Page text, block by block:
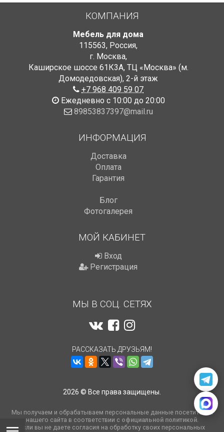
КОМПАНИЯ
Мебель для дома
115563, Россия,
г. Москва,
Каширское шоссе 61К3А, ТЦ «Москва» (м.
Домодедовская), 2-й этаж
+7 968 409 59 07
Ежедневно с 10:00 до 20:00
89853837397@mail.ru
ИНФОРМАЦИЯ
Доставка
Оплата
Гарантия
Блог
Фотогалерея
МОЙ КАБИНЕТ
Вход
Регистрация
МЫ В СОЦ. СЕТЯХ
РАССКАЗАТЬ ДРУЗЬЯМ!
2026 © Все права защищены.
Мы получаем и обрабатываем персональные данные посетителей
нашего сайта в соответствии с официальной политикой.
Если вы не даете согласия на обработку своих персональных